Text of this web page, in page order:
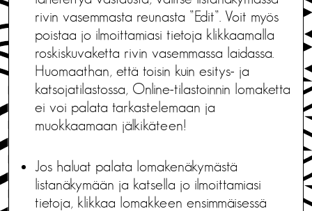
rivin vasemmasta reunasta ”Edit”. Voit myös
poistaa jo ilmoittamiasi tietoja klikkaamalla
roskiskuvaketta rivin vasemmassa laidassa.
Huomaathan, että toisin kuin esitys- ja
katsojatilastossa, Online-tilastoinnin lomaketta
ei voi palata tarkastelemaan ja
muokkaamaan jälkikäteen!
Jos haluat palata lomakenäkymästä
listanäkymään ja katsella jo ilmoittamiasi
tietoja, klikkaa lomakkeen ensimmäisessä